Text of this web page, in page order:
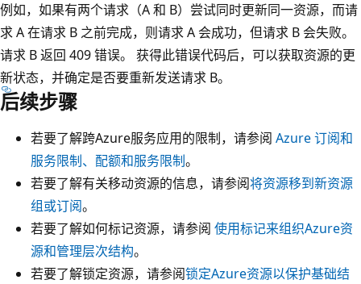
例如，如果有两个请求（A 和 B）尝试同时更新同一资源，而请
求 A 在请求 B 之前完成，则请求 A 会成功，但请求 B 会失败。
请求 B 返回 409 错误。 获得此错误代码后，可以获取资源的更
新状态，并确定是否要重新发送请求 B。
后续步骤
若要了解跨Azure服务应用的限制，请参阅 Azure 订阅和
服务限制、配额和服务限制。
若要了解有关移动资源的信息，请参阅将资源移到新资源
组或订阅。
若要了解如何标记资源，请参阅 使用标记来组织Azure资
源和管理层次结构。
若要了解锁定资源，请参阅锁定Azure资源以保护基础结